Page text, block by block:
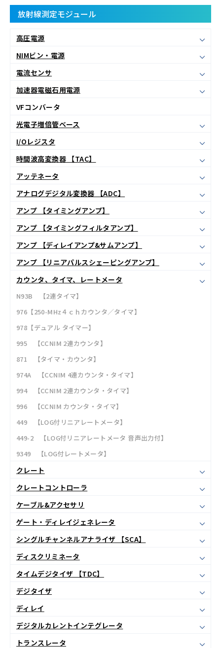
放射線測定モジュール
高圧電源
NIMビン・電源
電流センサ
加速器電磁石用電源
VFコンバータ
光電子増倍管ベース
I/Oレジスタ
時間波高変換器 【TAC】
アッテネータ
アナログデジタル変換器 【ADC】
アンプ 【タイミングアンプ】
アンプ 【タイミングフィルタアンプ】
アンプ 【ディレイアンプ&サムアンプ】
アンプ 【リニアパルスシェーピングアンプ】
カウンタ、タイマ、レートメータ
N93B 【2連タイマ】
976【250-MHz４ｃｈカウンタ／タイマ】
978【デュアル タイマー】
995 【CCNIM 2連カウンタ】
871 【タイマ・カウンタ】
974A 【CCNIM 4連カウンタ・タイマ】
994 【CCNIM 2連カウンタ・タイマ】
996 【CCNIM カウンタ・タイマ】
449 【LOG付リニアレートメータ】
449-2 【LOG付リニアレートメータ 音声出力付】
9349 【LOG付レートメータ】
クレート
クレートコントローラ
ケーブル&アクセサリ
ゲート・ディレイジェネレータ
シングルチャンネルアナライザ 【SCA】
ディスクリミネータ
タイムデジタイザ 【TDC】
デジタイザ
ディレイ
デジタルカレントインテグレータ
トランスレータ